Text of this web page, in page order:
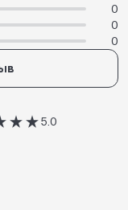
0
0
0
5.0